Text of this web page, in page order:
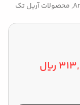
, محصولات آریل تک
﷼